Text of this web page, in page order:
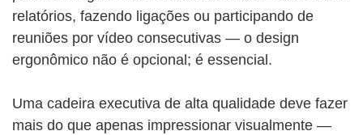
relatórios, fazendo ligações ou participando de
reuniões por vídeo consecutivas — o design
ergonômico não é opcional; é essencial.
Uma cadeira executiva de alta qualidade deve fazer
mais do que apenas impressionar visualmente —